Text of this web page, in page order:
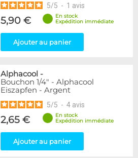
236
39
1
5/5 - 1 avis
5,90 €
En stock
Expédition immédiate
Ajouter au panier
Alphacool -
Bouchon 1/4" - Alphacool
Eiszapfen - Argent
5/5 - 4 avis
2,65 €
En stock
Expédition immédiate
Ajouter au panier